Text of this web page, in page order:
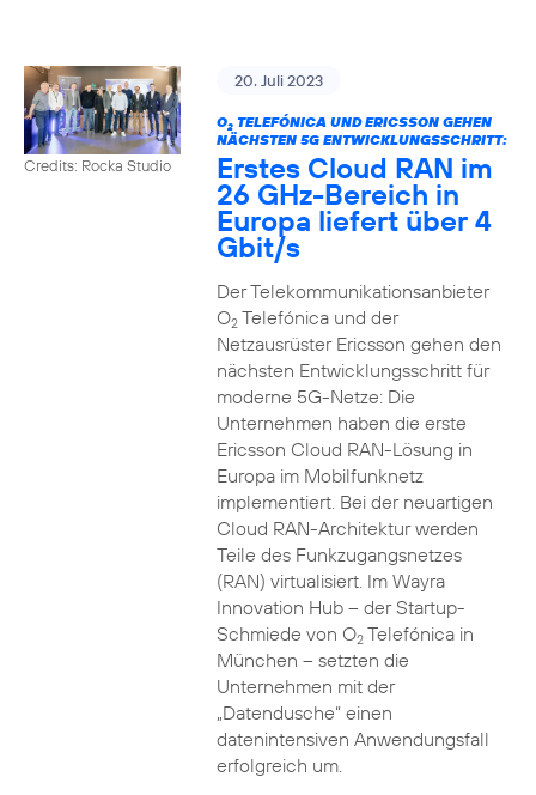
Credits: Rocka Studio
20. Juli 2023
O2TELEFÓNICA UND ERICSSON GEHEN
NÄCHSTEN 5G ENTWICKLUNGSSCHRITT:
Erstes Cloud RAN im
26 GHz-Bereich in
Europa liefert über 4
Gbit/s
Der Telekommunikationsanbieter
O2Telefónica und der
Netzausrüster Ericsson gehen den
nächsten Entwicklungsschritt für
moderne 5G-Netze: Die
Unternehmen haben die erste
Ericsson Cloud RAN-Lösung in
Europa im Mobilfunknetz
implementiert. Bei der neuartigen
Cloud RAN-Architektur werden
Teile des Funkzugangsnetzes
(RAN) virtualisiert. Im Wayra
Innovation Hub – der Startup-
Schmiede von O2Telefónica in
München – setzten die
Unternehmen mit der
„Datendusche“ einen
datenintensiven Anwendungsfall
erfolgreich um.